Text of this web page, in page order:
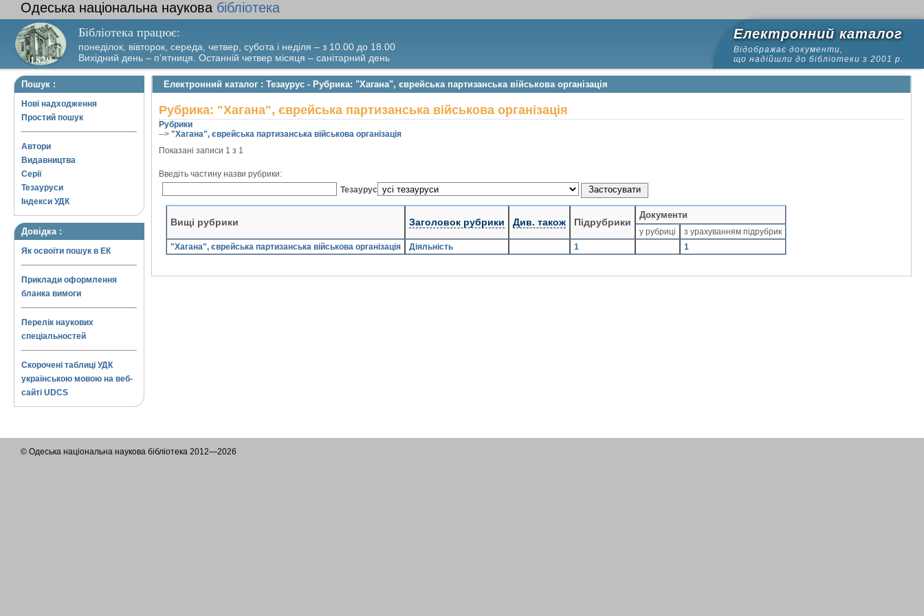
Одеська національна наукова бібліотека
Бібліотека працює:
понеділок, вівторок, середа, четвер, субота і неділя – з 10.00 до 18.00
Вихідний день – п’ятниця. Останній четвер місяця – санітарний день
Електронний каталог
Відображає документи,
що надійшли до бібліотеки з 2001 р.
Пошук :
Нові надходження
Простий пошук
Автори
Видавництва
Серії
Тезауруси
Індекси УДК
Довідка :
Як освоїти пошук в ЕК
Приклади оформлення
бланка вимоги
Перелік наукових
спеціальностей
Скорочені таблиці УДК
українською мовою на веб-
сайті UDCS
Електронний каталог : Тезаурус - Рубрика: "Хагана", єврейська партизанська військова організація
Рубрика: "Хагана", єврейська партизанська військова організація
Рубрики
--> "Хагана", єврейська партизанська військова організація
Показані записи 1 з 1
Введіть частину назви рубрики:
Тезаурус
Вищі рубрики Заголовок рубрики Див. також Підрубрики
Документи
у рубриці
з урахуванням підрубрик
"Хагана", єврейська партизанська військова організація
Діяльність 1 1
© Одеська національна наукова бібліотека 2012—2026